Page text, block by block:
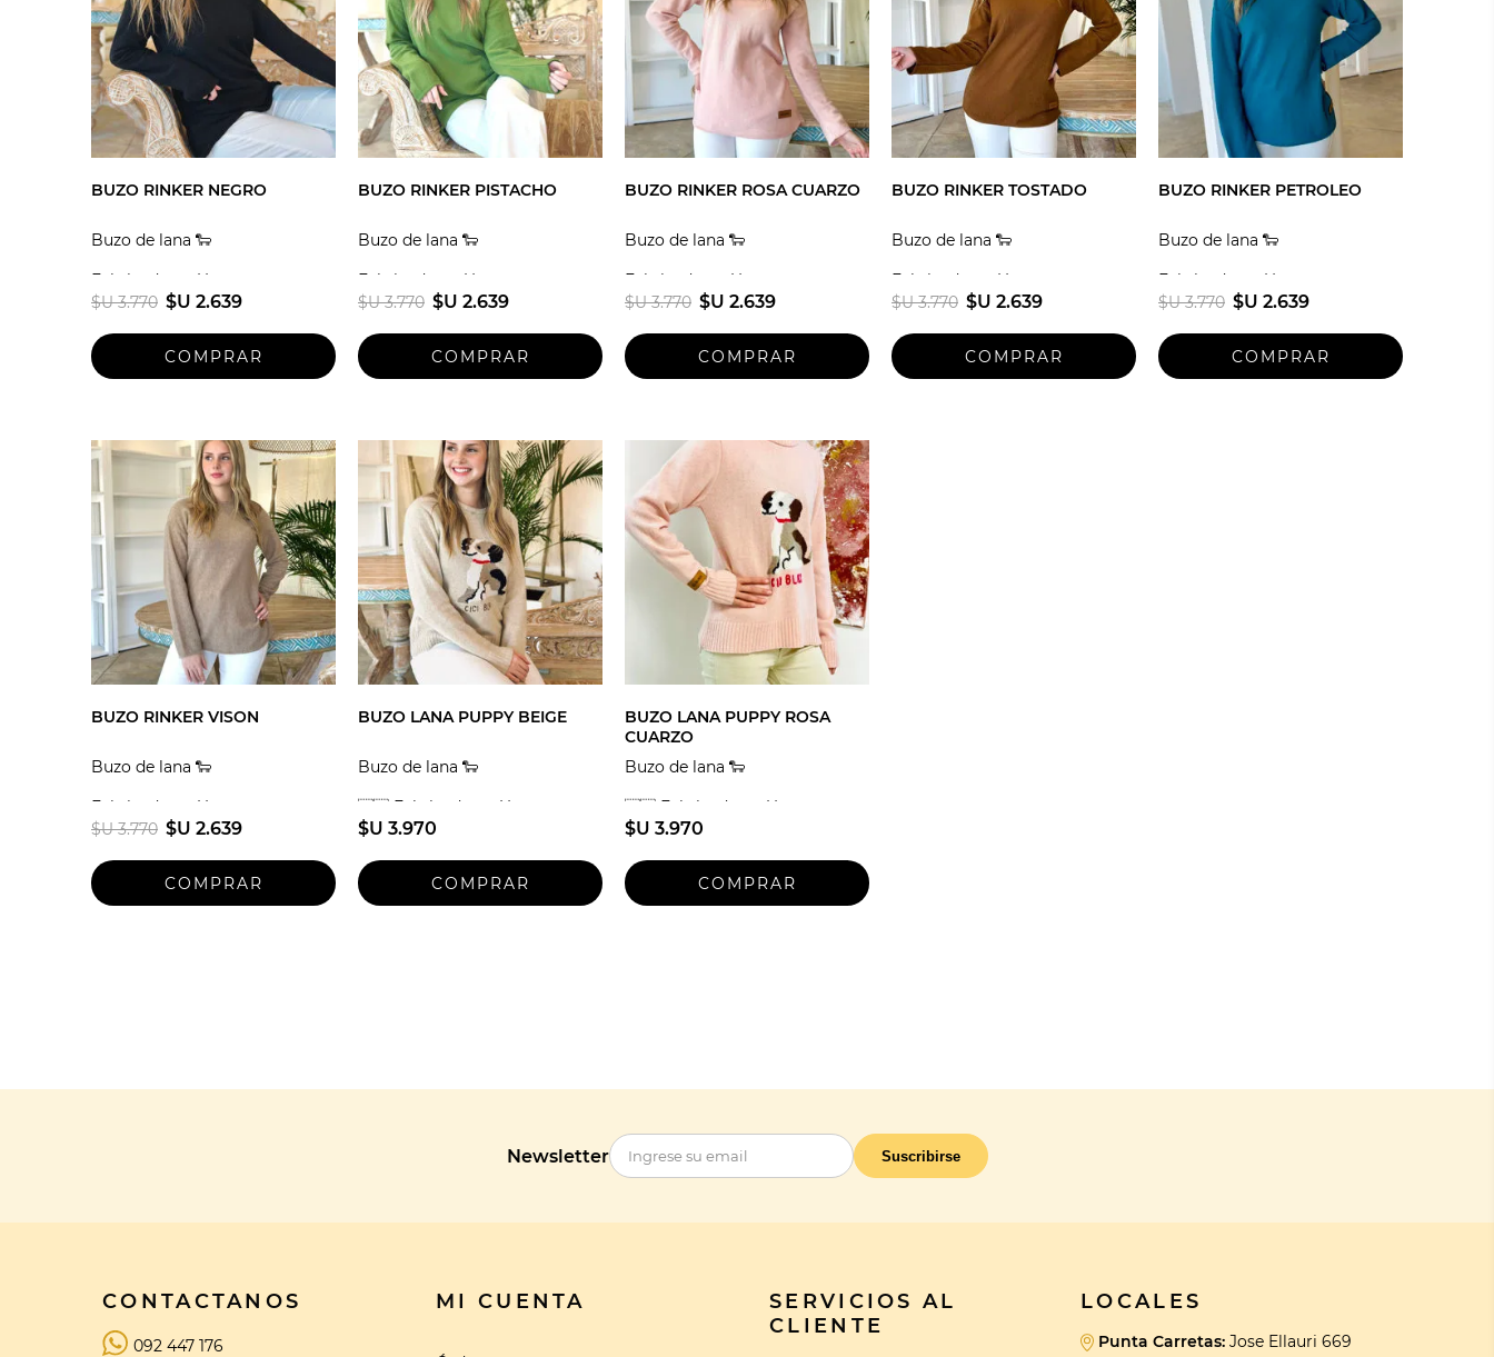
BUZO RINKER NEGRO
Buzo de lana 🐑
Fabricado en Uruguay
$U 3.770 $U 2.639
BUZO RINKER PISTACHO
Buzo de lana 🐑
Fabricado en Uruguay
$U 3.770 $U 2.639
BUZO RINKER ROSA CUARZO
Buzo de lana 🐑
Fabricado en Uruguay
$U 3.770 $U 2.639
BUZO RINKER TOSTADO
Buzo de lana 🐑
Fabricado en Uruguay
$U 3.770 $U 2.639
BUZO RINKER PETROLEO
Buzo de lana 🐑
Fabricado en Uruguay
$U 3.770 $U 2.639
BUZO RINKER VISON
Buzo de lana 🐑
Fabricado en Uruguay
$U 3.770 $U 2.639
BUZO LANA PUPPY BEIGE
Buzo de lana 🐑
🇺🇾 Fabricado en Uruguay
$U 3.970
BUZO LANA PUPPY ROSA
CUARZO
Buzo de lana 🐑
🇺🇾 Fabricado en Uruguay
$U 3.970
Newsletter Suscribirse
CONTACTANOS
092 447 176
MI CUENTA
SERVICIOS AL
CLIENTE
LOCALES
Punta Carretas: Jose Ellauri 669